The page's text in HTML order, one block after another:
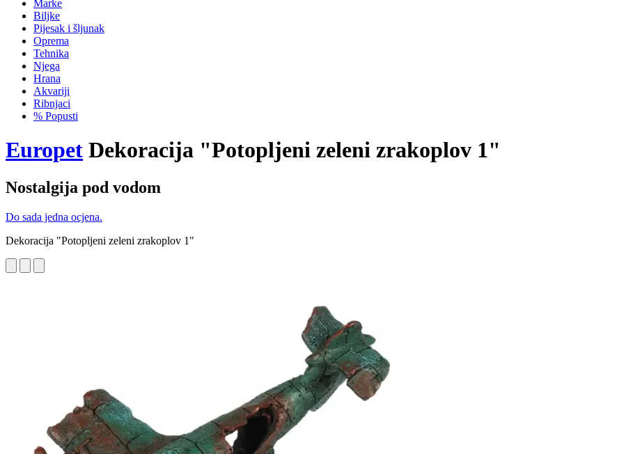
Marke
Biljke
Pijesak i šljunak
Oprema
Tehnika
Njega
Hrana
Akvariji
Ribnjaci
% Popusti
Europet Dekoracija "Potopljeni zeleni zrakoplov 1"
Nostalgija pod vodom
Do sada jedna ocjena.
Dekoracija "Potopljeni zeleni zrakoplov 1"